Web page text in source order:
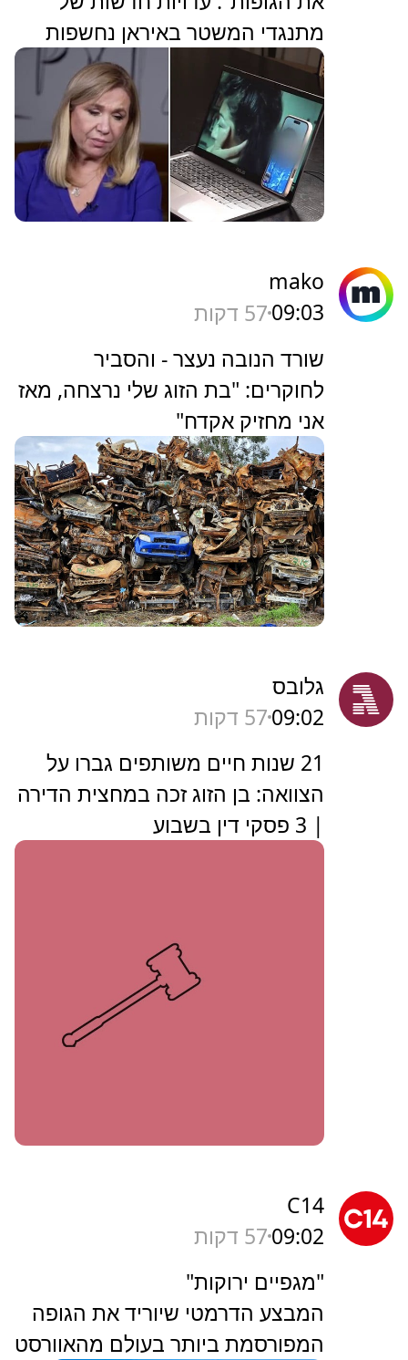
מתנגדי המשטר באיראן נחשפות
mako
09:0357 דקות
שורד הנובה נעצר - והסביר
לחוקרים: "בת הזוג שלי נרצחה, מאז
אני מחזיק אקדח"
גלובס
09:0257 דקות
21 שנות חיים משותפים גברו על
הצוואה: בן הזוג זכה במחצית הדירה
| 3 פסקי דין בשבוע
C14
09:0257 דקות
"מגפיים ירוקות"
המבצע הדרמטי שיוריד את הגופה
המפורסמת ביותר בעולם מהאוורסט